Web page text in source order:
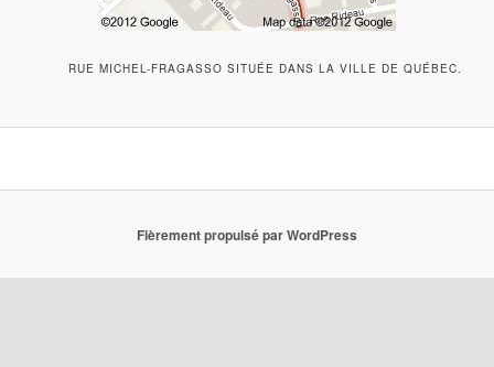
RUE MICHEL-FRAGASSO SITUÉE DANS LA VILLE DE QUÉBEC.
Fièrement propulsé par WordPress